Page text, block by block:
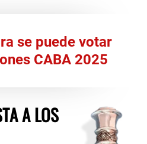
se puede votar
CABA 2025
A LOS